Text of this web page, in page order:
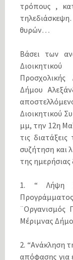
τρόπους ,
θυρών…
Βάσει των
Δήμου
Διοικητικού
μμ, την 12η
τις
συζήτηση και
της ημερήσιας
1. “ Λήψη
¨Οργανισμός
Μέριμνας
2. “Ανάκληση
απόφασης για